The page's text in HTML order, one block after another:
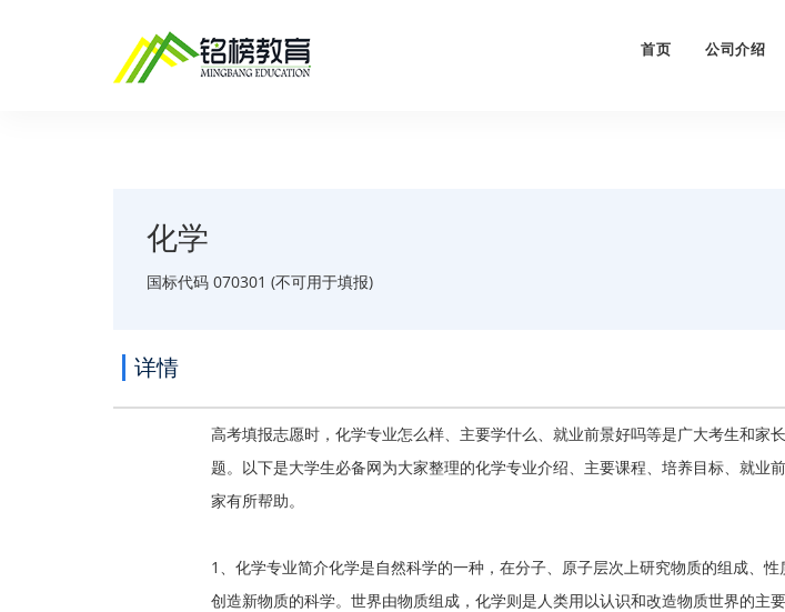
首页 公司介绍
化学
国标代码 070301 (不可用于填报)
详情
高考填报志愿时，化学专业怎么样、主要学什么、就业前景好吗等是广大考生和家
题。以下是大学生必备网为大家整理的化学专业介绍、主要课程、培养目标、就业
家有所帮助。
1、化学专业简介化学是自然科学的一种，在分子、原子层次上研究物质的组成、性
创造新物质的科学。世界由物质组成，化学则是人类用以认识和改造物质世界的主